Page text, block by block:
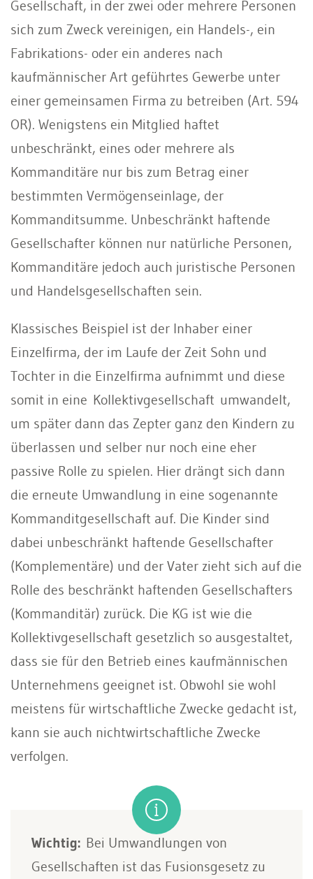
Gesellschaft, in der zwei oder mehrere Personen
sich zum Zweck vereinigen, ein Handels-, ein
Fabrikations- oder ein anderes nach
kaufmännischer Art geführtes Gewerbe unter
einer gemeinsamen Firma zu betreiben (Art. 594
OR). Wenigstens ein Mitglied haftet
unbeschränkt, eines oder mehrere als
Kommanditäre nur bis zum Betrag einer
bestimmten Vermögenseinlage, der
Kommanditsumme. Unbeschränkt haftende
Gesellschafter können nur natürliche Personen,
Kommanditäre jedoch auch juristische Personen
und Handelsgesellschaften sein.
Klassisches Beispiel ist der Inhaber einer
Einzelfirma, der im Laufe der Zeit Sohn und
Tochter in die Einzelfirma aufnimmt und diese
somit in eine Kollektivgesellschaft umwandelt,
um später dann das Zepter ganz den Kindern zu
überlassen und selber nur noch eine eher
passive Rolle zu spielen. Hier drängt sich dann
die erneute Umwandlung in eine sogenannte
Kommanditgesellschaft auf. Die Kinder sind
dabei unbeschränkt haftende Gesellschafter
(Komplementäre) und der Vater zieht sich auf die
Rolle des beschränkt haftenden Gesellschafters
(Kommanditär) zurück. Die KG ist wie die
Kollektivgesellschaft gesetzlich so ausgestaltet,
dass sie für den Betrieb eines kaufmännischen
Unternehmens geeignet ist. Obwohl sie wohl
meistens für wirtschaftliche Zwecke gedacht ist,
kann sie auch nichtwirtschaftliche Zwecke
verfolgen.
Wichtig: Bei Umwandlungen von
Gesellschaften ist das Fusionsgesetz zu